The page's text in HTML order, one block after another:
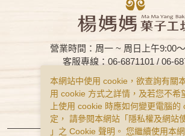
營業時間：周一 ~ 周日上午9:00
客服專線：06-6871101 / 06-
客服信箱：
客服傳真：
06-6872591
購物說明 隱私權政策 服
本網站中使用 cookie，欲查詢有關
用 cookie 方式之詳情，及若您不希
上使用 cookie 時應如何變更電腦的
定， 請參閱本網站「 隱私權及網站
」之 Cookie 聲明。 您繼續使用本